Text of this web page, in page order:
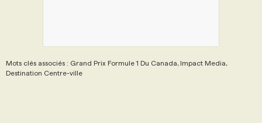
Mots clés associés : Grand Prix Formule 1 Du Canada, Impact Media,
Destination Centre-ville